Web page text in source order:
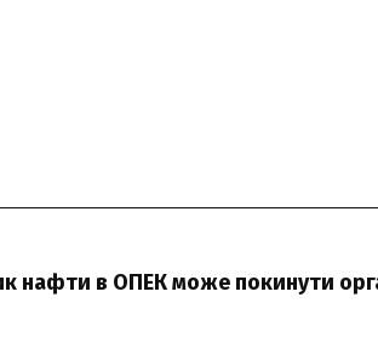
нафти в ОПЕК може покинути